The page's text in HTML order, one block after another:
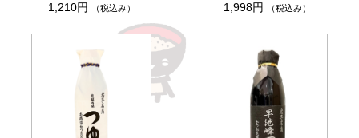
1,210円
（税込み）
1,998円
（税込み）